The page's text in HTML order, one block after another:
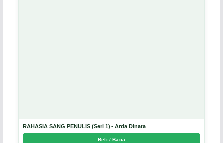
RAHASIA SANG PENULIS (Seri 1) - Arda Dinata
Beli / Baca